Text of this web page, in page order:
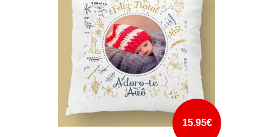
mais info
add à lista
15.95€